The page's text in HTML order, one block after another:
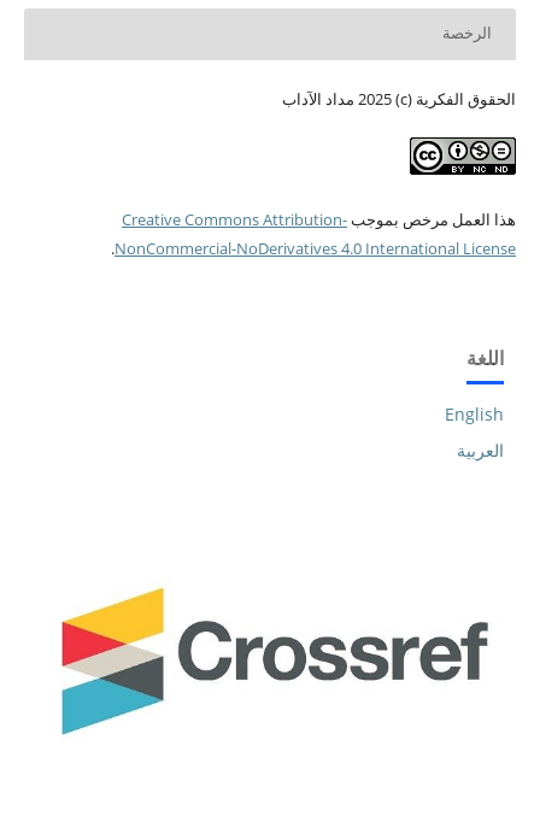
الرخصة
الحقوق الفكرية (c) 2025 مداد الآداب
هذا العمل مرخص بموجبCreative Commons Attribution-
NonCommercial-NoDerivatives 4.0 International License
.
اللغة
English
العربية